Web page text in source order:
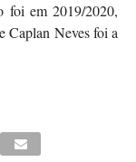
foi em 2019/2020,
Caplan Neves foi a